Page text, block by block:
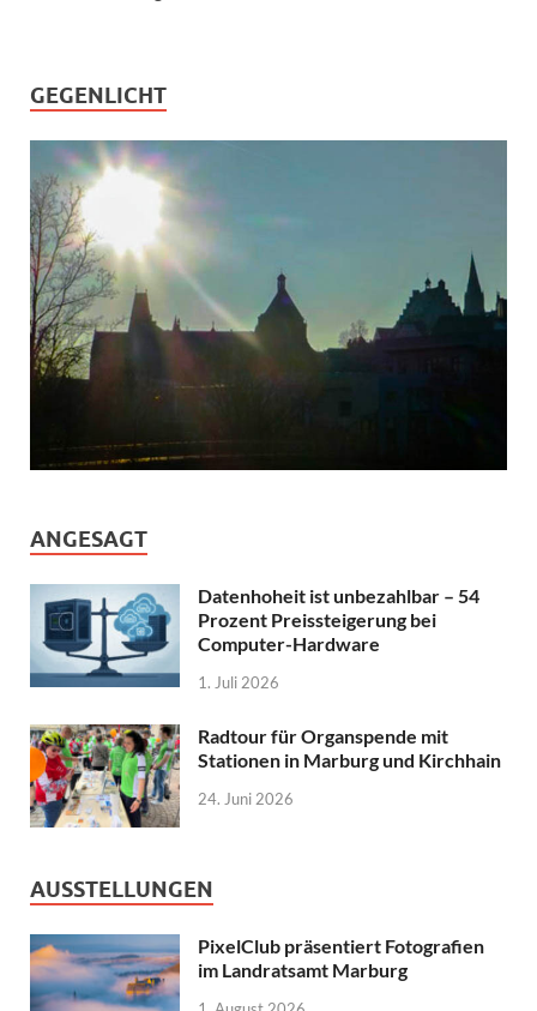
GEGENLICHT
ANGESAGT
Datenhoheit ist unbezahlbar – 54
Prozent Preissteigerung bei
Computer-Hardware
1. Juli 2026
Radtour für Organspende mit
Stationen in Marburg und Kirchhain
24. Juni 2026
AUSSTELLUNGEN
PixelClub präsentiert Fotografien
im Landratsamt Marburg